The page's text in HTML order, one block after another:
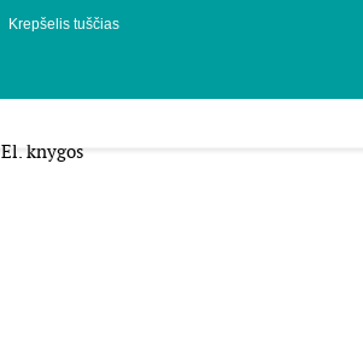
Krepšelis tuščias
El. knygos